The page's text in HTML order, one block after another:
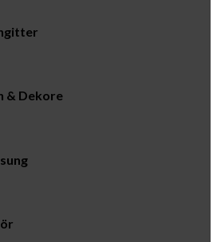
& Dekore